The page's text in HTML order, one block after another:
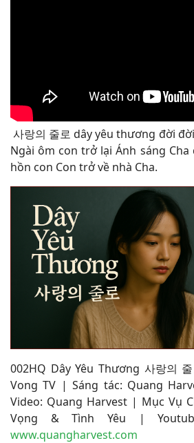
사랑의 줄로 dây yêu thương đời
Ngài ôm con trở lại Ánh sáng Cha
hồn con Con trở về nhà Cha.
002HQ Dây Yêu Thương 사랑의
Vong TV | Sáng tác: Quang
Video: Quang Harvest | Mục Vụ
Vọng & Tình Yêu |
www.quangharvest.com